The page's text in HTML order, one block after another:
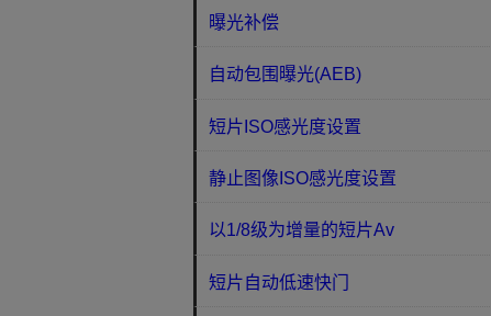
曝光补偿
自动包围曝光(AEB)
短片ISO感光度设置
静止图像ISO感光度设置
以1/8级为增量的短片Av
短片自动低速快门